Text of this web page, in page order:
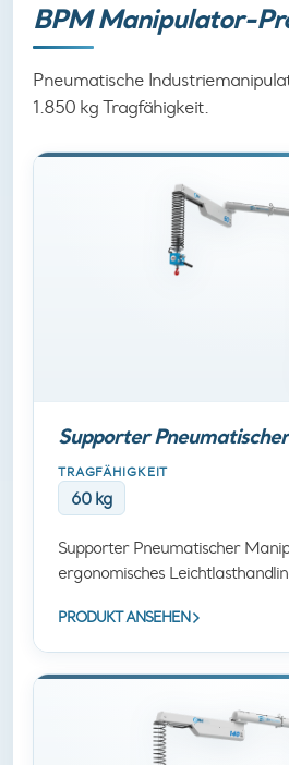
BPM Manipulator-
Pneumatische
1.850 kg Tragfähigkeit.
Supporter
TRAGFÄHIGKEIT
60 kg
Supporter Pneumatischer
ergonomisches
PRODUKT ANSEHEN